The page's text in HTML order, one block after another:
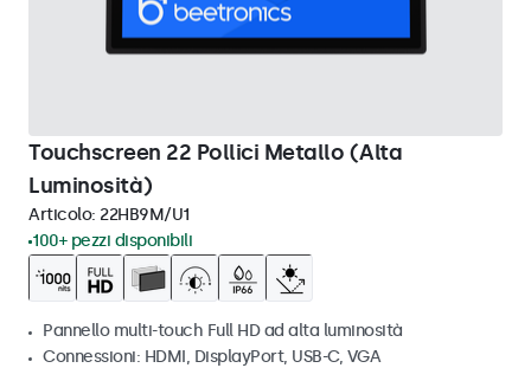
Touchscreen 22 Pollici Metallo (Alta
Luminosità)
Articolo: 22HB9M/U1
100+ pezzi disponibili
Pannello multi-touch Full HD ad alta luminosità
Connessioni: HDMI, DisplayPort, USB-C, VGA